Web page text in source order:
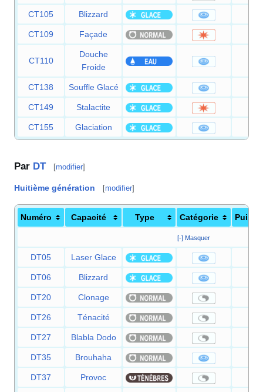
CT105 Blizzard
CT109 Façade
CT110
Douche
Froide
CT138 Souffle Glacé
CT149 Stalactite
CT155 Glaciation
Par DT [modifier]
Huitième génération [modifier]
Numéro Capacité Type Catégorie
[-] Masquer
DT05 Laser Glace
DT06 Blizzard
DT20 Clonage
DT26 Ténacité
DT27 Blabla Dodo
DT35 Brouhaha
DT37 Provoc